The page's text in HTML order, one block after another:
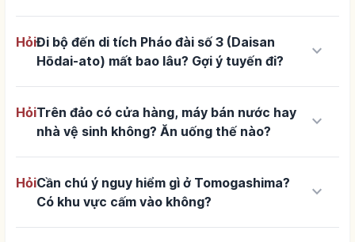
HỏiĐi bộ đến di tích Pháo đài số 3 (Daisan
Hōdai-ato) mất bao lâu? Gợi ý tuyến đi?
keyboard_arrow_down
HỏiTrên đảo có cửa hàng, máy bán nước hay
nhà vệ sinh không? Ăn uống thế nào?
keyboard_arrow_down
HỏiCần chú ý nguy hiểm gì ở Tomogashima?
Có khu vực cấm vào không?
keyboard_arrow_down